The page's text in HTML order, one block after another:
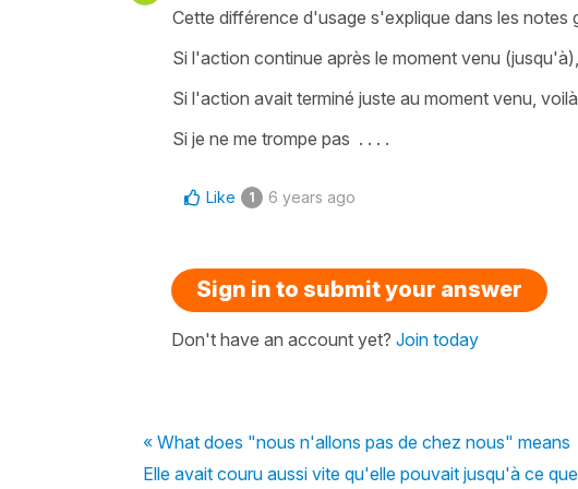
Cette différence d'usage s'explique dans les notes
Si l'action continue après le moment venu
Si l'action avait terminé juste au moment venu,
Si je ne me trompe pas . . . .
Like 1 6 years ago
Sign in to submit your answer
Don't have an account yet? Join today
« What does "nous n'allons pas de chez nous" means
Elle avait couru aussi vite qu'elle pouvait jusqu'à ce